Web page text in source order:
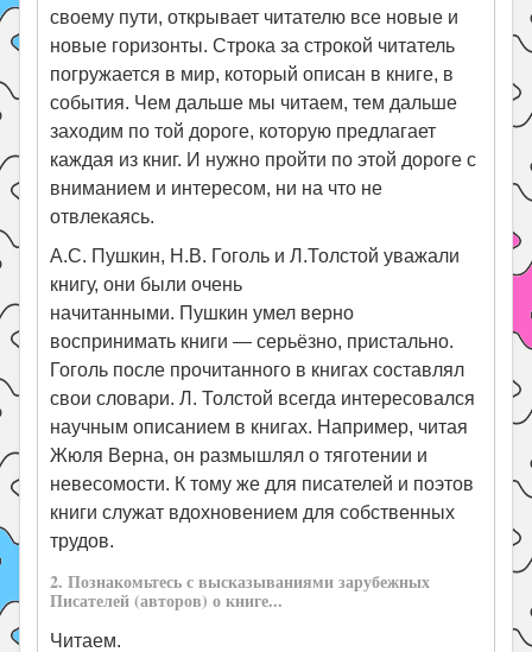
своему пути, открывает читателю все новые и
новые горизонты. Строка за строкой читатель
погружается в мир, который описан в книге, в
события. Чем дальше мы читаем, тем дальше
заходим по той дороге, которую предлагает
каждая из книг. И нужно пройти по этой дороге с
вниманием и интересом, ни на что не
отвлекаясь.
А.С. Пушкин, Н.В. Гоголь и Л.Толстой уважали
книгу, они были очень
начитанными. Пушкин умел верно
воспринимать книги — серьёзно, пристально.
Гоголь после прочитанного в книгах составлял
свои словари. Л. Толстой всегда интересовался
научным описанием в книгах. Например, читая
Жюля Верна, он размышлял о тяготении и
невесомости. К тому же для писателей и поэтов
книги служат вдохновением для собственных
трудов.
2. Познакомьтесь с высказываниями зарубежных
Писателей (авторов) о книге...
Читаем.